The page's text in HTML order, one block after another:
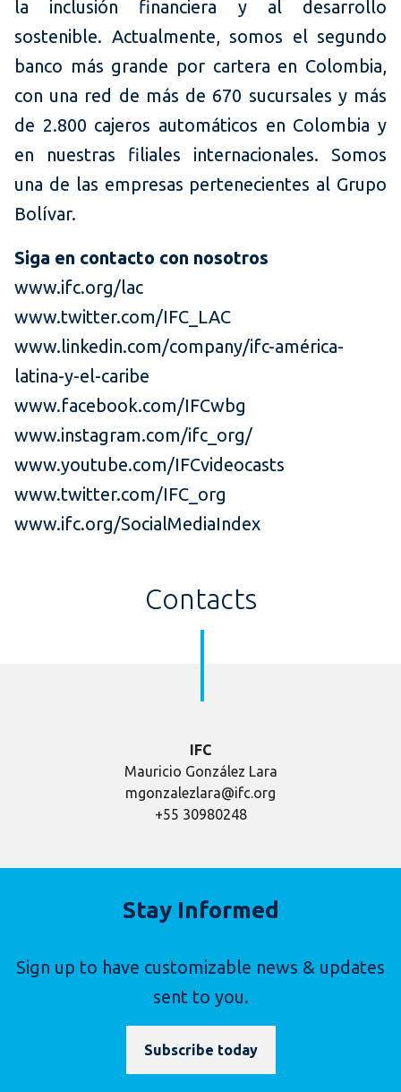
la inclusión financiera y al desarrollo
sostenible. Actualmente, somos el segundo
banco más grande por cartera en Colombia,
con una red de más de 670 sucursales y más
de 2.800 cajeros automáticos en Colombia y
en nuestras filiales internacionales. Somos
una de las empresas pertenecientes al Grupo
Bolívar.
Siga en contacto con nosotros
www.ifc.org/lac
www.twitter.com/IFC_LAC
www.linkedin.com/company/ifc-américa-
latina-y-el-caribe
www.facebook.com/IFCwbg
www.instagram.com/ifc_org/
www.youtube.com/IFCvideocasts
www.twitter.com/IFC_org
www.ifc.org/SocialMediaIndex
Contacts
IFC
Mauricio González Lara
mgonzalezlara@ifc.org
+55 30980248
Stay Informed
Sign up to have customizable news & updates
sent to you.
Subscribe today